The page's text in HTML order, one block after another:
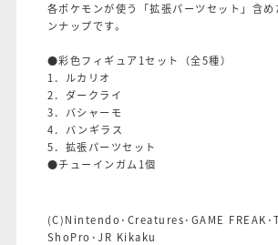
各ポケモンが使う「拡張パーツセット」含め
ンナップです。
●彩色フィギュア1セット（全5種）
1．ルカリオ
2．ダークライ
3．バシャーモ
4．バンギラス
5．拡張パーツセット
●チューインガム1個
(C)Nintendo･Creatures･GAME FREAK･
ShoPro･JR Kikaku